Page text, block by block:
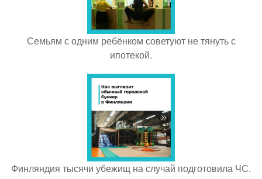
Семьям с одним ребёнком советуют не тянуть с
ипотекой.
Финляндия тысячи убежищ на случай подготовила ЧС.